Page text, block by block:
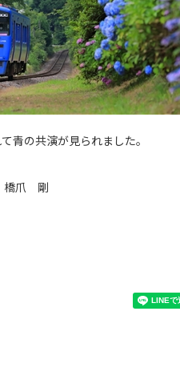
青の共演が見られました。
橋爪 剛